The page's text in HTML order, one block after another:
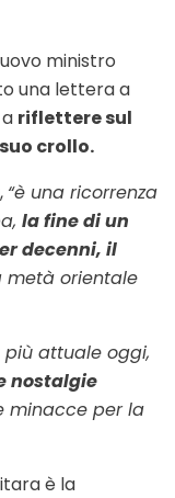
ministro
una lettera a
riflettere sul
crollo.
“è una ricorrenza
la fine di un
decenni, il
metà orientale
più attuale oggi,
nostalgie
minacce per la
è la